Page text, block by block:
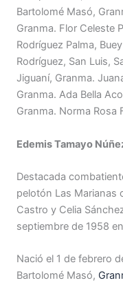
Bartolomé Masó,
Granma. Flor Celeste
Rodríguez Palma,
Rodríguez, San Luis,
Jiguaní, Granma.
Granma. Ada Bella
Granma. Norma Rosa
Edemis Tamayo
Destacada
pelotón Las Marianas
Castro y Celia
septiembre de 1958
Nació el 1 de febrero
Bartolomé Masó,